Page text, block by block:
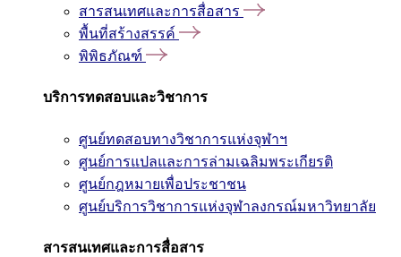
สารสนเทศและการสื่อสาร
พื้นที่สร้างสรรค์
พิพิธภัณฑ์
บริการทดสอบและวิชาการ
ศูนย์ทดสอบทางวิชาการแห่งจุฬาฯ
ศูนย์การแปลและการล่ามเฉลิมพระเกียรติ
ศูนย์กฎหมายเพื่อประชาชน
ศูนย์บริการวิชาการแห่งจุฬาลงกรณ์มหาวิทยาลัย
สารสนเทศและการสื่อสาร